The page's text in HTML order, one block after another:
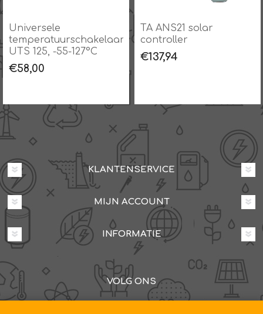
Universele
temperatuurschakelaar
UTS 125, -55-127°C
€58,00
TA ANS21 solar
controller
€137,94
KLANTENSERVICE
MIJN ACCOUNT
INFORMATIE
VOLG ONS